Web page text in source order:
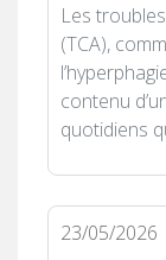
Les
(TCA),
contenu
quotidiens
23/05/2026